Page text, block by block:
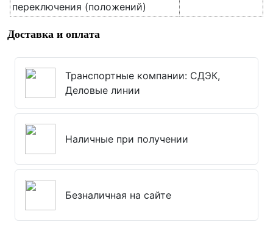
переключения (положений)
Доставка и оплата
Транспортные компании: СДЭК,
Деловые линии
Наличные при получении
Безналичная на сайте